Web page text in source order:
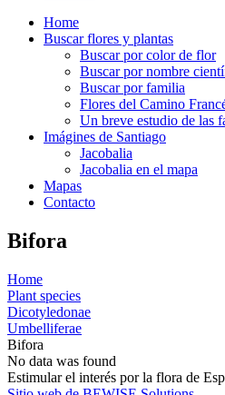
Home
Buscar flores y plantas
Buscar por color de flor
Buscar por nombre
Buscar por familia
Flores del Camino
Un breve estudio de las
Imágines de Santiago
Jacobalia
Jacobalia en el mapa
Mapas
Contacto
Bifora
Home
Plant species
Dicotyledonae
Umbelliferae
Bifora
No data was found
Estimular el interés por la flora de